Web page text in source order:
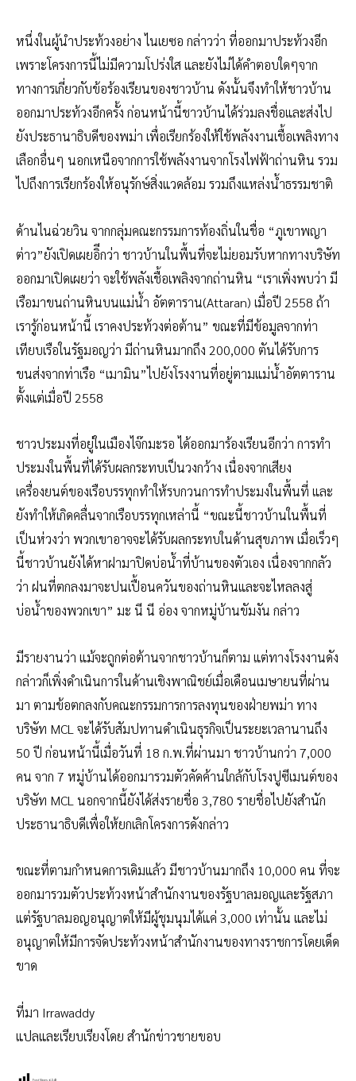
หนึ่งในผู้นำประท้วงอย่าง ไนเยซอ กล่าวว่า ที่ออกมาประท้วงอีก
เพราะโครงการนี้ไม่มีความโปร่งใส และยังไม่ได้คำตอบใดๆจาก
ทางการเกี่ยวกับข้อร้องเรียนของชาวบ้าน ดังนั้นจึงทำให้ชาวบ้าน
ออกมาประท้วงอีกครั้ง ก่อนหน้านี้ชาวบ้านได้ร่วมลงชื่อและส่งไป
ยังประธานาธิบดีของพม่า เพื่อเรียกร้องให้ใช้พลังงานเชื้อเพลิงทาง
เลือกอื่นๆ นอกเหนือจากการใช้พลังงานจากโรงไฟฟ้าถ่านหิน รวม
ไปถึงการเรียกร้องให้อนุรักษ์สิ่งแวดล้อม รวมถึงแหล่งน้ำธรรมชาติ
ด้านไนฉ่วยวิน จากกลุ่มคณะกรรมการท้องถิ่นในชื่อ “ภูเขาพญา
ต่าว”ยังเปิดเผยอิีกว่า ชาวบ้านในพื้นที่จะไม่ยอมรับหากทางบริษัท
ออกมาเปิดเผยว่า จะใช้พลังเชื้อเพลิงจากถ่านหิน “เราเพิ่งพบว่า มี
เรือมาขนถ่านหินบนแม่น้ำ อัตตาราน(Attaran) เมื่อปี 2558 ถ้า
เรารู้ก่อนหน้านี้ เราคงประท้วงต่อต้าน” ขณะที่มีข้อมูลจากท่า
เทียบเรือในรัฐมอญว่า มีถ่านหินมากถึง 200,000 ตันได้รับการ
ขนส่งจากท่าเรือ “เมามิน”ไปยังโรงงานที่อยู่ตามแม่น้ำอัตตาราน
ตั้งแต่เมื่อปี 2558
ชาวประมงที่อยู่ในเมืองไจ๊กมะรอ ได้ออกมาร้องเรียนอีกว่า การทำ
ประมงในพื้นที่ได้รับผลกระทบเป็นวงกว้าง เนื่องจากเสียง
เครื่องยนต์ของเรือบรรทุกทำให้รบกวนการทำประมงในพื้นที่ และ
ยังทำให้เกิดคลื่นจากเรือบรรทุกเหล่านี้ “ขณะนี้ชาวบ้านในพื้นที่
เป็นห่วงว่า พวกเขาอาจจะได้รับผลกระทบในด้านสุขภาพ เมื่อเร็วๆ
นี้ชาวบ้านยังได้หาฝามาปิดบ่อน้ำที่บ้านของตัวเอง เนื่องจากกลัว
ว่า ฝนที่ตกลงมาจะปนเปื้อนควันของถ่านหินและจะไหลลงสู่
บ่อน้ำของพวกเขา” มะ นี นี อ่อง จากหมู่บ้านขัมงัน กล่าว
มีรายงานว่า แม้จะถูกต่อต้านจากชาวบ้านก็ตาม แต่ทางโรงงานดัง
กล่าวก็เพิ่งดำเนินการในด้านเชิงพาณิชย์เมื่อเดือนเมษายนที่ผ่าน
มา ตามข้อตกลงกับคณะกรรมการการลงทุนของฝ่ายพม่า ทาง
บริษัท MCL จะได้รับสัมปทานดำเนินธุรกิจเป็นระยะเวลานานถึง
50 ปี ก่อนหน้านี้เมื่อวันที่ 18 ก.พ.ที่ผ่านมา ชาวบ้านกว่า 7,000
คน จาก 7 หมู่บ้านได้ออกมารวมตัวคัดค้านใกล้กับโรงปูซีเมนต์ของ
บริษัท MCL นอกจากนี้ยังได้ส่งรายชื่อ 3,780 รายชื่อไปยังสำนัก
ประธานาธิบดีเพื่อให้ยกเลิกโครงการดังกล่าว
ขณะที่ตามกำหนดการเดิมแล้ว มีชาวบ้านมากถึง 10,000 คน ที่จะ
ออกมารวมตัวประท้วงหน้าสำนักงานของรัฐบาลมอญและรัฐสภา
แต่รัฐบาลมอญอนุญาตให้มีผู้ชุมนุมได้แค่ 3,000 เท่านั้น และไม่
อนุญาตให้มีการจัดประท้วงหน้าสำนักงานของทางราชการโดยเด็ด
ขาด
ที่มา Irrawaddy
แปลและเรียบเรียงโดย สำนักข่าวชายขอบ
Post Views: 6,543